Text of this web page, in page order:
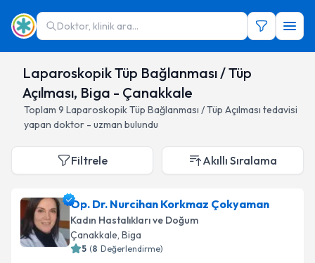
Doktor, klinik ara...
Laparoskopik Tüp Bağlanması / Tüp
Açılması, Biga - Çanakkale
Toplam 9 Laparoskopik Tüp Bağlanması / Tüp Açılması tedavisi
yapan doktor - uzman bulundu
Filtrele Akıllı Sıralama
Op. Dr. Nurcihan Korkmaz Çokyaman
Kadın Hastalıkları ve Doğum
Çanakkale, Biga
5 (8 Değerlendirme)